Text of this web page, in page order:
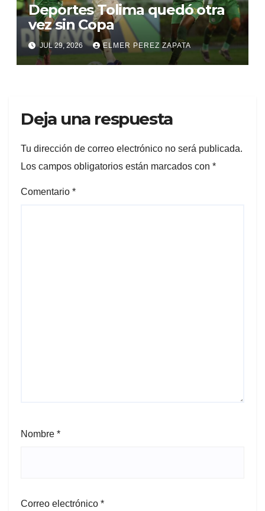
Deportes Tolima quedó otra
vez sin Copa
JUL 29, 2026 ELMER PEREZ ZAPATA
Deja una respuesta
Tu dirección de correo electrónico no será publicada.
Los campos obligatorios están marcados con *
Comentario *
Nombre *
Correo electrónico *